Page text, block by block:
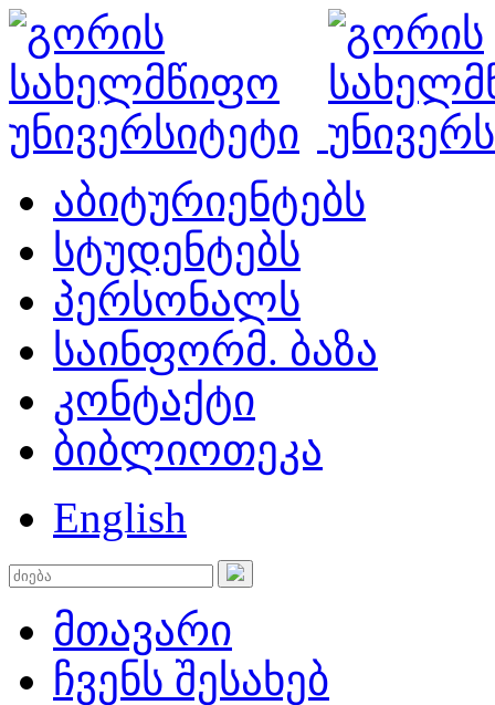
აბიტურიენტებს
სტუდენტებს
პერსონალს
საინფორმ. ბაზა
კონტაქტი
ბიბლიოთეკა
English
მთავარი
ჩვენს შესახებ